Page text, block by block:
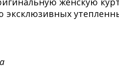
эксклюзивных